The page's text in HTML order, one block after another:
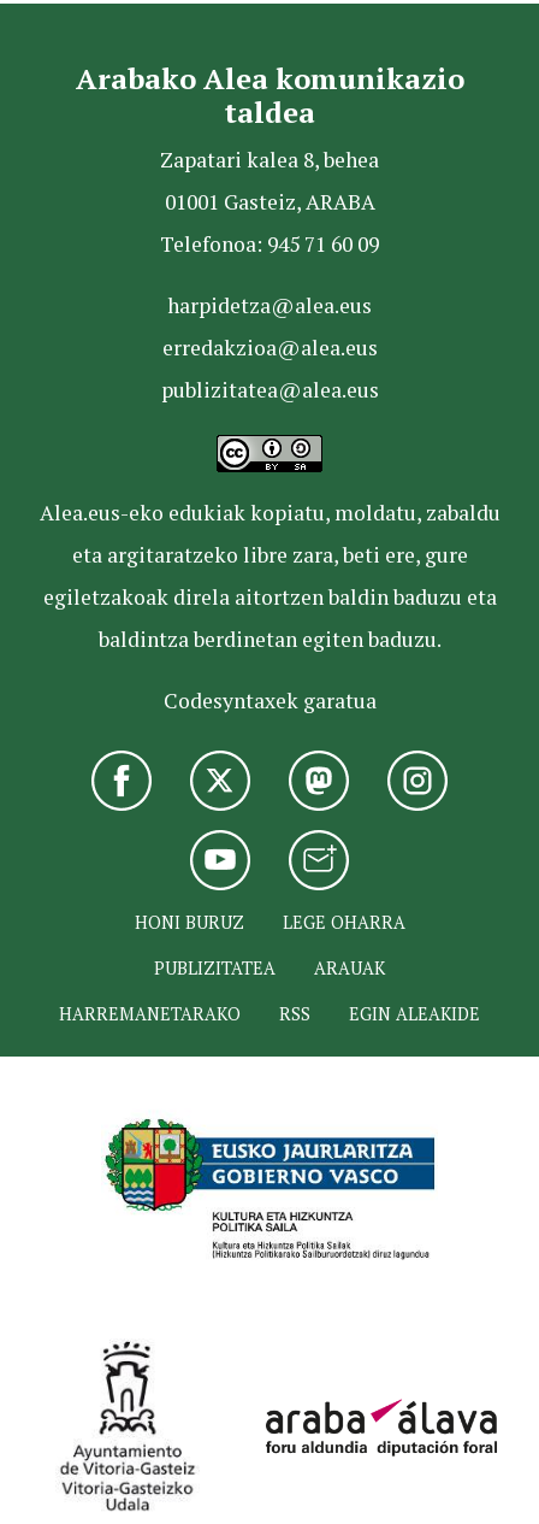
Arabako Alea komunikazio
taldea
Zapatari kalea 8, behea
01001 Gasteiz, ARABA
Telefonoa: 945 71 60 09
harpidetza@alea.eus
erredakzioa@alea.eus
publizitatea@alea.eus
Alea.eus-eko edukiak kopiatu, moldatu, zabaldu
eta argitaratzeko libre zara, beti ere, gure
egiletzakoak direla aitortzen baldin baduzu eta
baldintza berdinetan egiten baduzu.
Codesyntaxek garatua
HONI BURUZ
LEGE OHARRA
PUBLIZITATEA
ARAUAK
HARREMANETARAKO
RSS EGIN ALEAKIDE